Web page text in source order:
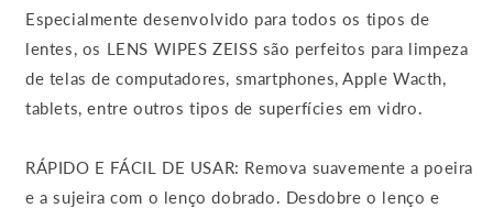
Especialmente desenvolvido para todos os tipos de
lentes, os LENS WIPES ZEISS são perfeitos para limpeza
de telas de computadores, smartphones, Apple Wacth,
tablets, entre outros tipos de superfícies em vidro.
RÁPIDO E FÁCIL DE USAR: Remova suavemente a poeira
e a sujeira com o lenço dobrado. Desdobre o lenço e